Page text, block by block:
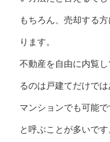
もちろん、売却する
ります。
不動産を自由に内覧
るのは戸建てだけでは
マンションでも可能
と呼ぶことが多いです